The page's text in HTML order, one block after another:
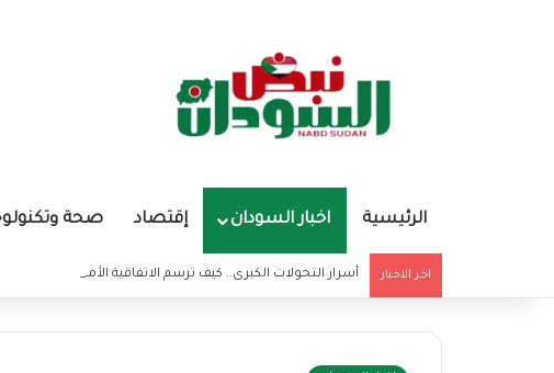
الرئيسية اخبار السودان إقتصاد صحة
اخر الاخبار أسرار التحولات الكبرى.. كيف ترسم الاتفاقية الأمريكية